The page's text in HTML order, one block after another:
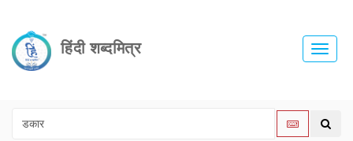
हिंदी शब्दमित्र